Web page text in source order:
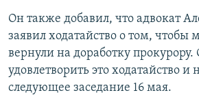
Он также добавил, что адвокат
заявил ходатайство о том, чтобы
вернули на доработку прокурору.
удовлетворить это ходатайство и
следующее заседание 16 мая.